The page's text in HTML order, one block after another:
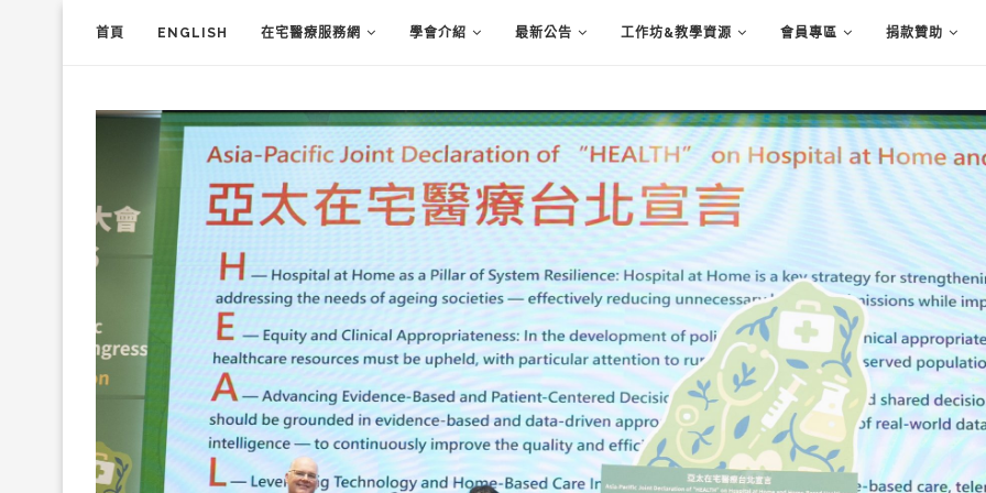
首頁 ENGLISH 在宅醫療服務網 學會介紹 最新公告 工作坊&教學資源 會員專區 捐款贊助